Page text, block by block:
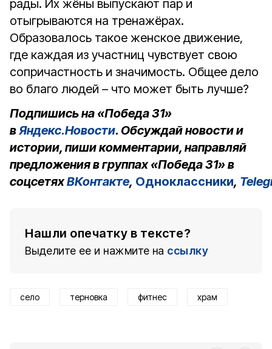
рады. Их жёны выпускают пар и
отыгрываются на тренажёрах.
Образовалось такое женское движение,
где каждая из участниц чувствует свою
сопричастность и значимость. Общее дело
во благо людей – что может быть лучше?
Подпишись на «Победа 31»
вЯндекс.Новости. Обсуждай новости и
истории, пиши комментарии, направляй
предложения в группах «Победа 31» в
соцсетяхВКонтакте, Одноклассники,
Нашли опечатку в тексте?
Выделите ее и нажмите на ссылку
село терновка фитнес храм